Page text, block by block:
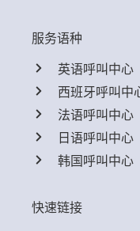
服务语种
英语呼叫中心
西班牙呼叫中
法语呼叫中心
日语呼叫中心
韩国呼叫中心
快速链接